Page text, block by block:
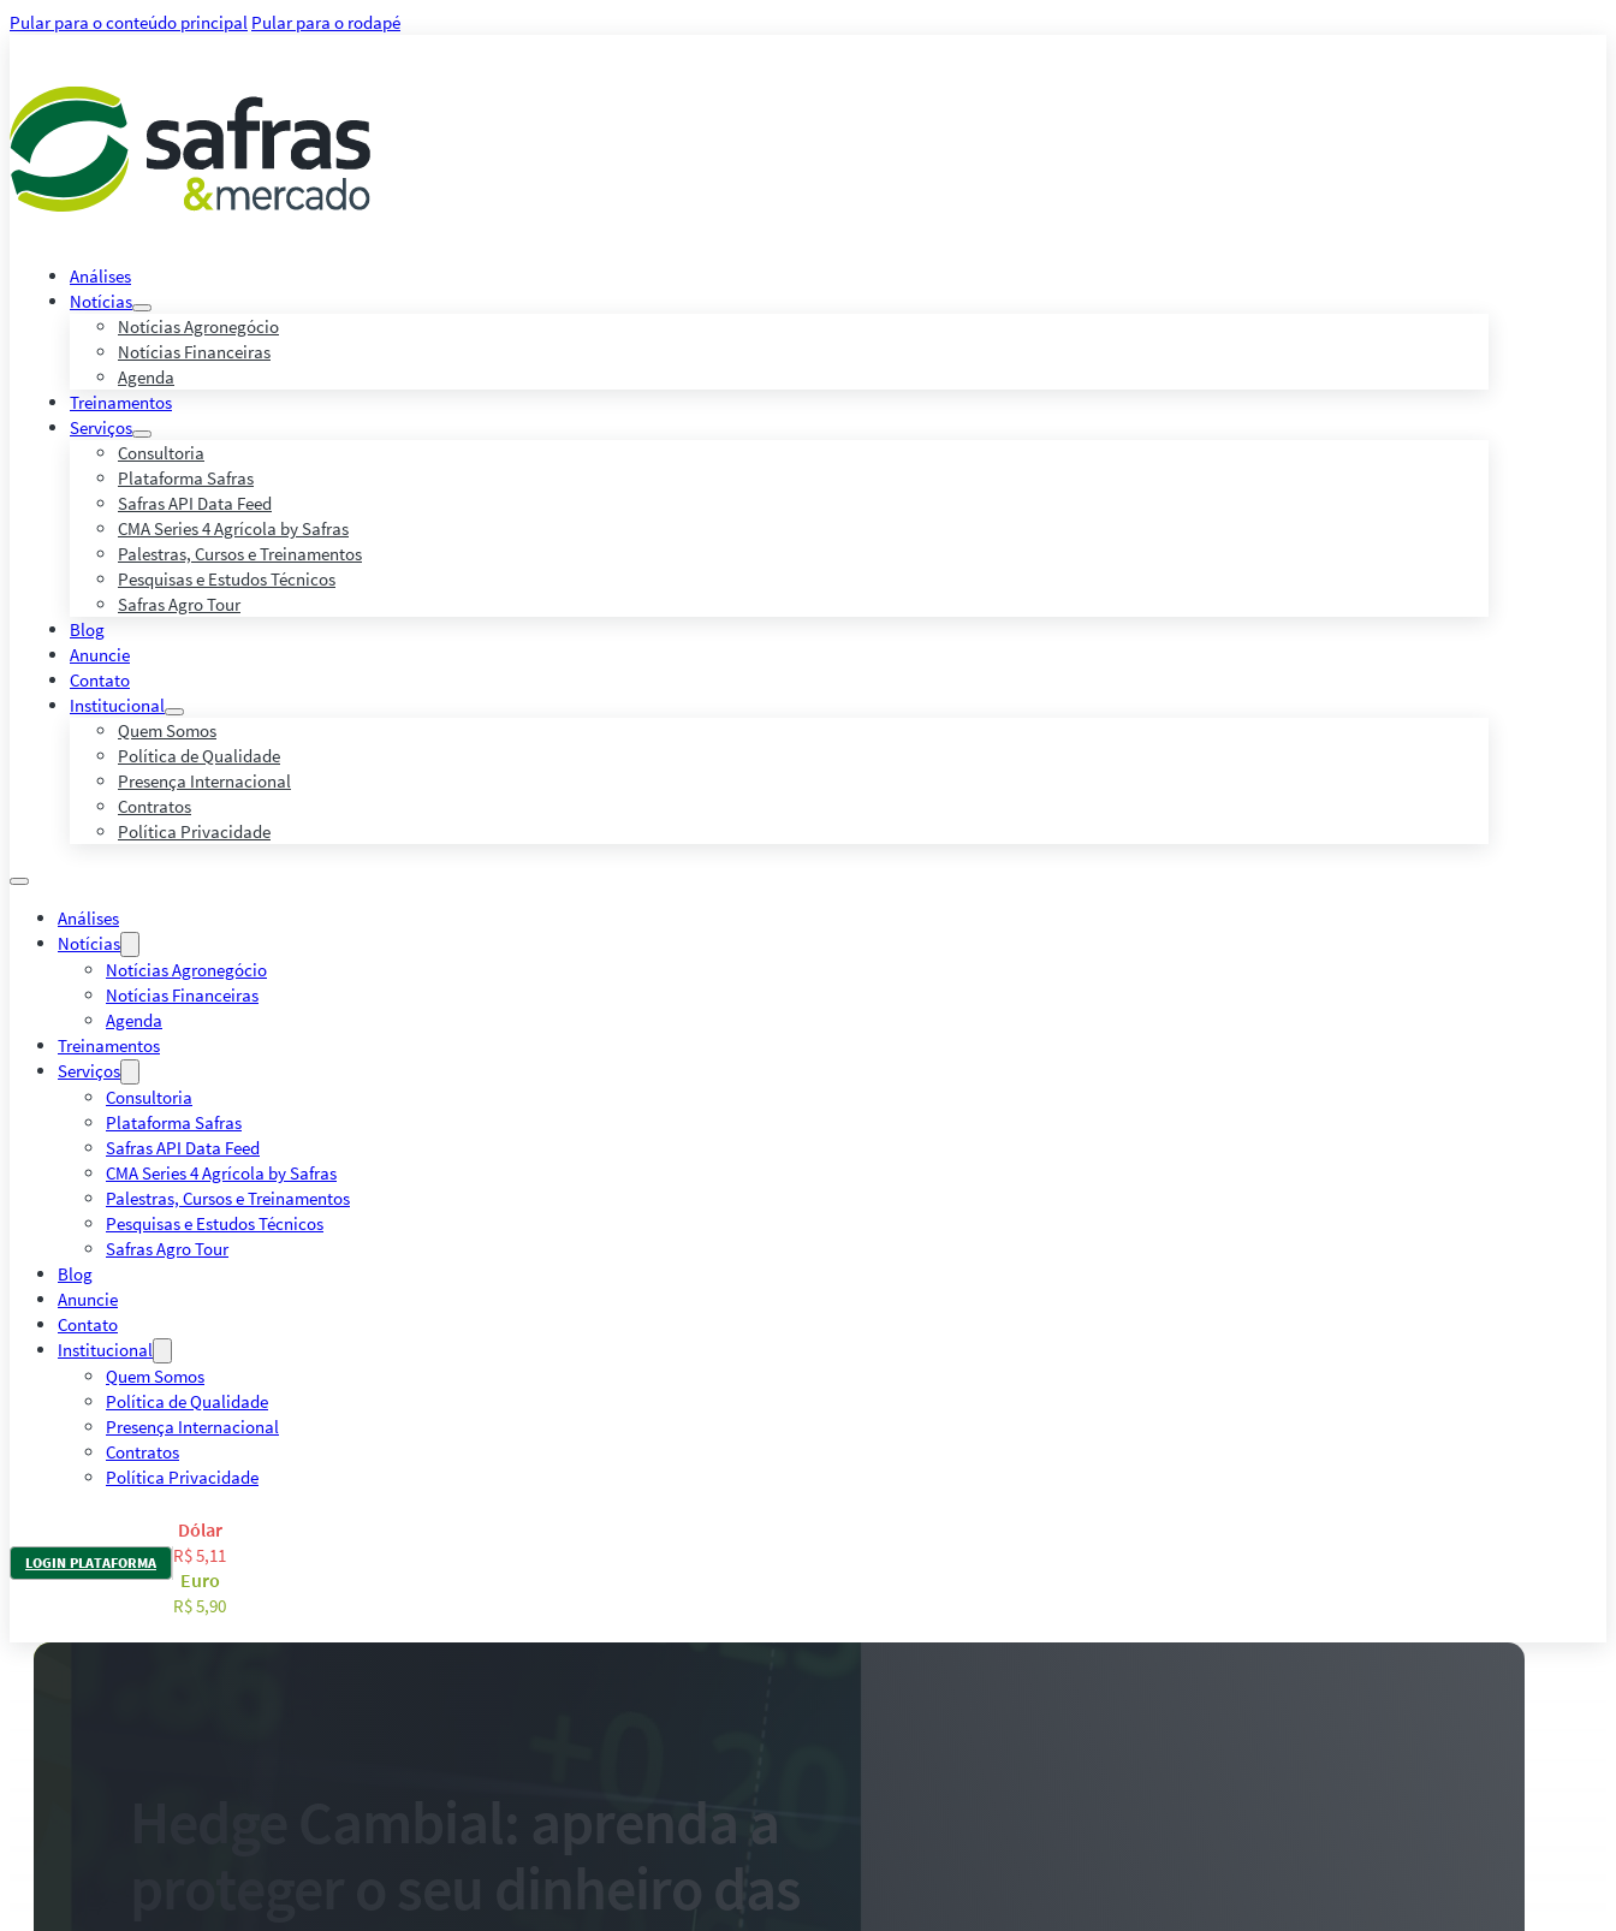
Pular para o conteúdo principal Pular para o rodapé
Análises
Notícias
Notícias Agronegócio
Notícias Financeiras
Agenda
Treinamentos
Serviços
Consultoria
Plataforma Safras
Safras API Data Feed
CMA Series 4 Agrícola by Safras
Palestras, Cursos e Treinamentos
Pesquisas e Estudos Técnicos
Safras Agro Tour
Blog
Anuncie
Contato
Institucional
Quem Somos
Política de Qualidade
Presença Internacional
Contratos
Política Privacidade
Análises
Notícias
Notícias Agronegócio
Notícias Financeiras
Agenda
Treinamentos
Serviços
Consultoria
Plataforma Safras
Safras API Data Feed
CMA Series 4 Agrícola by Safras
Palestras, Cursos e Treinamentos
Pesquisas e Estudos Técnicos
Safras Agro Tour
Blog
Anuncie
Contato
Institucional
Quem Somos
Política de Qualidade
Presença Internacional
Contratos
Política Privacidade
LOGIN PLATAFORMA
Dólar
R$ 5,11
Euro
R$ 5,90
Hedge Cambial: aprenda a
proteger o seu dinheiro das